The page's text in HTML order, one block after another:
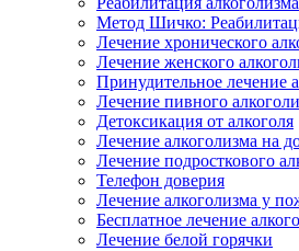
Метод Шичко:
Лечение хронического
Лечение женского
Принудительное лечение
Лечение пивного
Детоксикация от алкоголя
Лечение алкоголизма на
Лечение подросткового
Телефон доверия
Лечение алкоголизма у
Бесплатное лечение
Лечение белой горячки